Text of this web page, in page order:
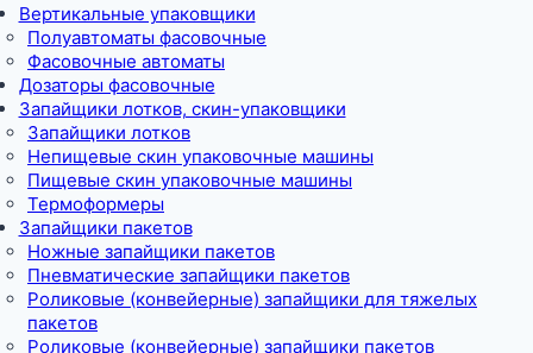
Вертикальные упаковщики
Полуавтоматы фасовочные
Фасовочные автоматы
Дозаторы фасовочные
Запайщики лотков, скин-упаковщики
Запайщики лотков
Непищевые скин упаковочные машины
Пищевые скин упаковочные машины
Термоформеры
Запайщики пакетов
Ножные запайщики пакетов
Пневматические запайщики пакетов
Роликовые (конвейерные) запайщики для тяжелых
пакетов
Роликовые (конвейерные) запайщики пакетов